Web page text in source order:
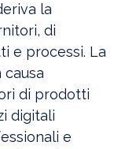
la
di
e processi. La
di prodotti
digitali
e